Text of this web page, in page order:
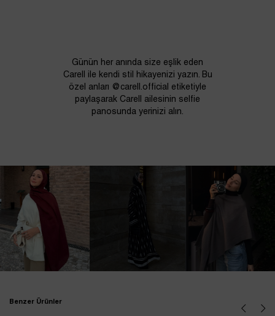
Günün her anında size eşlik eden
Carell ile kendi stil hikayenizi yazın. Bu
özel anları @carell.official etiketiyle
paylaşarak Carell ailesinin selfie
panosunda yerinizi alın.
Benzer Ürünler